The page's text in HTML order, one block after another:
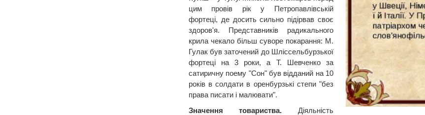
цим провів рік у Петропавлівській
фортеці, де досить сильно підірвав своє
здоров'я. Представників радикального
крила чекало більш суворе покарання: М.
Гулак був заточений до Шліссельбурзької
фортеці на 3 роки, а Т. Шевченко за
сатиричну поему "Сон" був відданий на 10
років в солдати в оренбурзькі степи "без
права писати і малювати".
Значення товариства. Діяльність